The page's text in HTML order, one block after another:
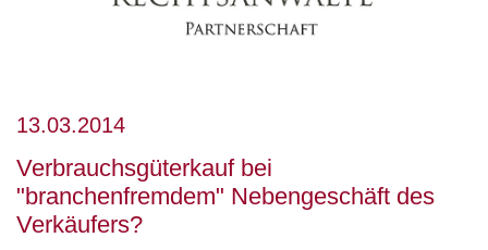
13.03.2014
Verbrauchsgüterkauf bei
"branchenfremdem" Nebengeschäft des
Verkäufers?